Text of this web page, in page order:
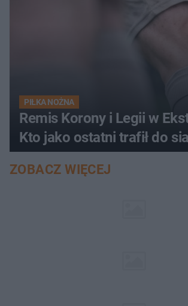
PIŁKA NOŻNA
Remis Korony i Legii w
Kto jako ostatni trafił do
ZOBACZ WIĘCEJ